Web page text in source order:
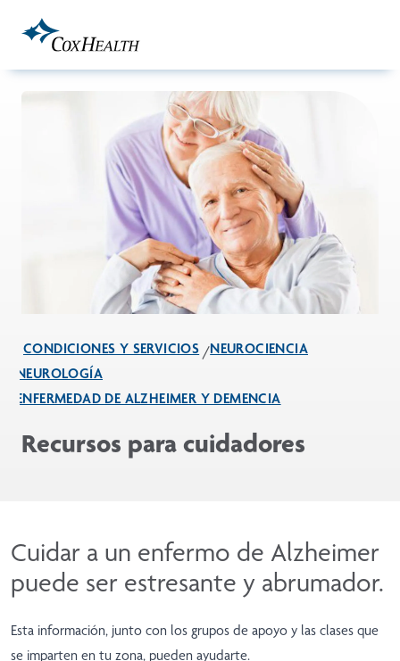
CONDICIONES Y SERVICIOS
NEUROCIENCIA
NEUROLOGÍA
ENFERMEDAD DE ALZHEIMER Y DEMENCIA
Recursos para cuidadores
Cuidar a un enfermo de Alzheimer
puede ser estresante y abrumador.
Esta información, junto con los grupos de apoyo y las clases que
se imparten en tu zona, pueden ayudarte.